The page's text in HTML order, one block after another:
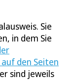
Sie
in dem Sie
den Seiten
sind jeweils